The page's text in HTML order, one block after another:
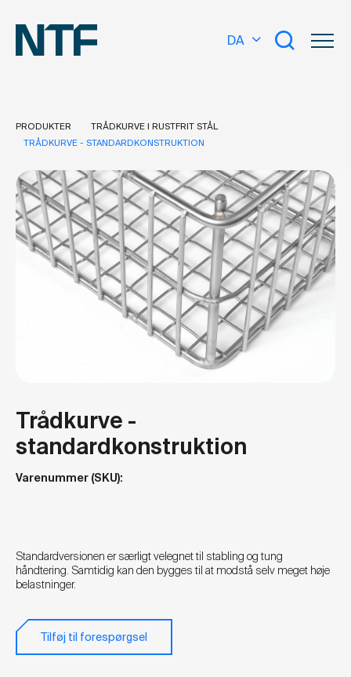
DA
PRODUKTER
TRÅDKURVE I RUSTFRIT STÅL
TRÅDKURVE - STANDARDKONSTRUKTION
Trådkurve -
standardkonstruktion
Varenummer (SKU):
Standardversionen er særligt velegnet til stabling og tung
håndtering. Samtidig kan den bygges til at modstå selv meget høje
belastninger.
Tilføj til forespørgsel
Hvad leder du efter?